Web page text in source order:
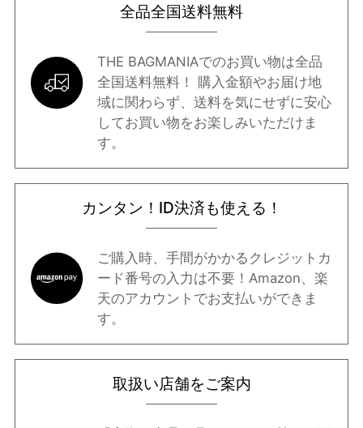
全品全国送料無料
THE BAGMANIAでのお買い物は全品
全国送料無料！ 購入金額やお届け地
域に関わらず、送料を気にせずに安心
してお買い物をお楽しみいただけま
す。
カンタン！ID決済も使える！
ご購入時、手間がかかるクレジットカ
ード番号の入力は不要！Amazon、楽
天のアカウントでお支払いができま
す。
取扱い店舗をご案内